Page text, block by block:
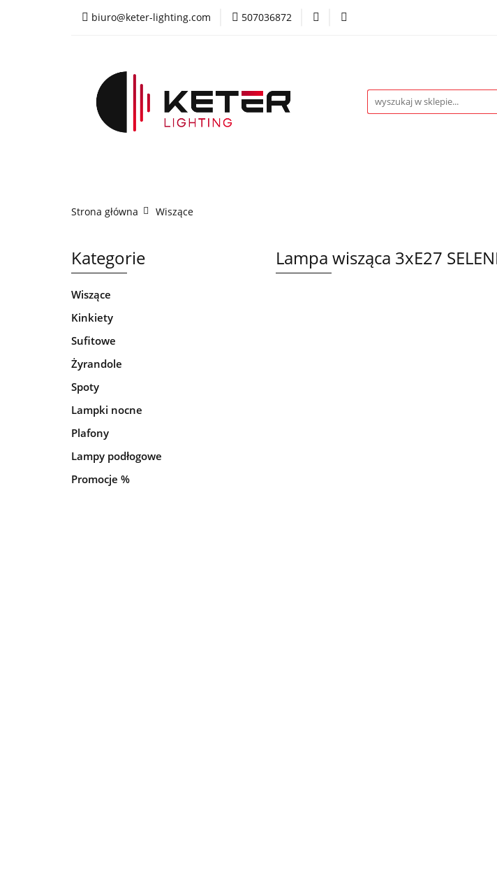
biuro@keter-lighting.com 507036872
Wiszące Sufitowe
Strona główna Wiszące
Kategorie
Wiszące
Kinkiety
Sufitowe
Żyrandole
Spoty
Lampki nocne
Plafony
Lampy podłogowe
Promocje %
Lampa wisząca 3xE27